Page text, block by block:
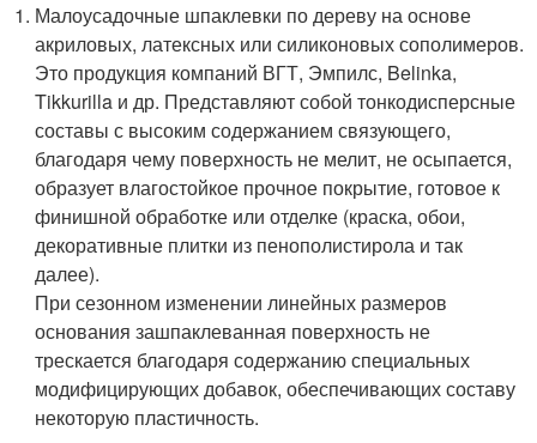
Малоусадочные шпаклевки по дереву на основе
акриловых, латексных или силиконовых сополимеров.
Это продукция компаний ВГТ, Эмпилс, Belinka,
Tikkurilla и др. Представляют собой тонкодисперсные
составы с высоким содержанием связующего,
благодаря чему поверхность не мелит, не осыпается,
образует влагостойкое прочное покрытие, готовое к
финишной обработке или отделке (краска, обои,
декоративные плитки из пенополистирола и так
далее).
При сезонном изменении линейных размеров
основания зашпаклеванная поверхность не
трескается благодаря содержанию специальных
модифицирующих добавок, обеспечивающих составу
некоторую пластичность.